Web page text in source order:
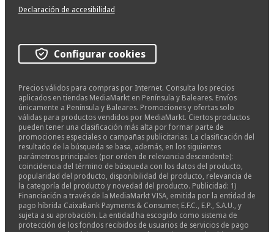
Declaración de accesibilidad
Configurar cookies
Precios válidos para compras por Internet. Consulta los precios
aplicados en tiendas MediaMarkt en Península y Baleares. Envíos
únicamente a Península y Baleares. Promociones y ofertas solo
válidas para productos vendidos por MediaMarkt. Ciertos productos
pueden tener una clasificación más alta por formar parte de
promociones especiales o campañas publicitarias. La clasificación del
resultado de la búsqueda se basa, además, en los siguientes
parámetros principales (por orden de relevancia descendente):
coincidencia del término de búsqueda con los datos del producto,
popularidad del producto, disponibilidad del producto, relevancia de
la categoría del producto y novedad del producto. Publicidad: 1)
Financiación a través de la MediaMarkt VISA, emitida por la entidad de
pago híbrida CaixaBank Payments & Consumer, E.F.C., E.P., S.A.U., y
sujeta a su aprobación. La entidad ha escogido como sistema de
protección de los fondos recibidos de usuarios de servicios de pago